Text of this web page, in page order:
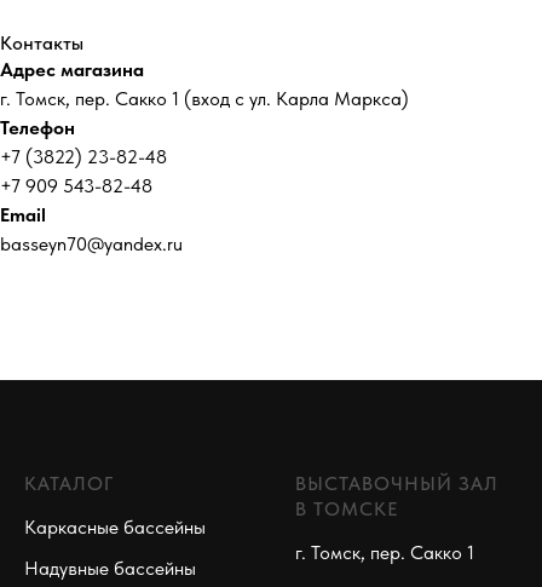
Контакты
Адрес магазина
г. Томск, пер. Сакко 1 (вход с ул. Карла Маркса)
Телефон
+7 (3822) 23-82-48
+7 909 543-82-48
Email
basseyn70@yandex.ru
КАТАЛОГ
Каркасные бассейны
Надувные бассейны
ВЫСТАВОЧНЫЙ ЗАЛ
В ТОМСКЕ
г. Томск, пер. Сакко 1